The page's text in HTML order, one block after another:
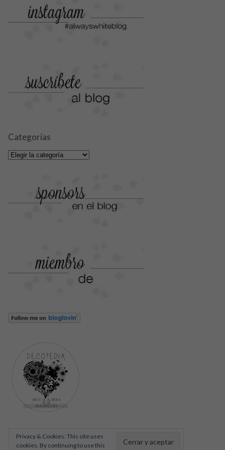
Categorías
Categorías
Privacy & Cookies: This site uses
cookies. By continuing to use this